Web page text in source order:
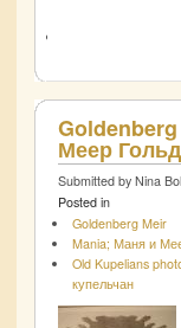
Меер
Submitted by Nina
Posted in
Goldenberg Meir
Mania; Маня и
Old Kupelians
купельчан